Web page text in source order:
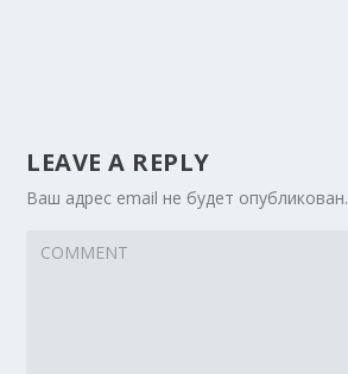
LEAVE A REPLY
Ваш адрес email не будет опубликован.